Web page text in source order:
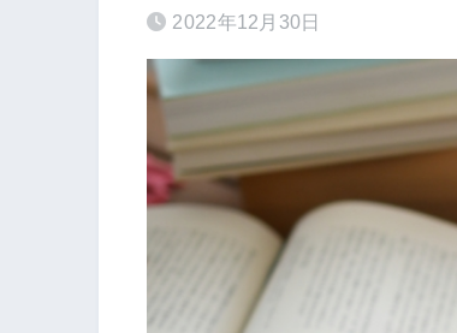
2022年12月30日